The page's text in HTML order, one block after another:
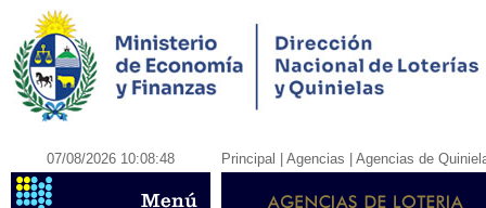
07/08/2026 10:08:48 Principal | Agencias | Agencias de